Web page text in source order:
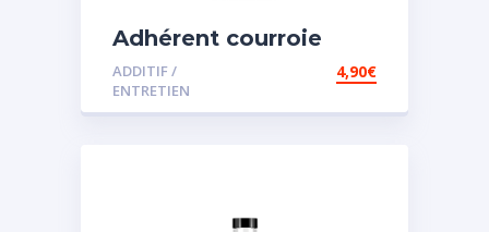
Adhérent courroie
ADDITIF /
ENTRETIEN
4,90€